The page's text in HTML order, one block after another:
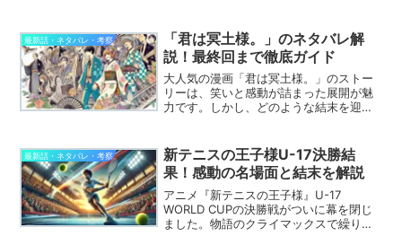
アニメ視聴者と原作ファンの反応をもと
に、「魔王2099」...
最新話・ネタバレ・考察
「君は冥土様。」のネタバレ解
説！最終回まで徹底ガイド
大人気の漫画「君は冥土様。」のストー
リーは、笑いと感動が詰まった展開が魅
力です。しかし、どのような結末を迎え
様。」の最終回までのストーリーを一挙
に解説します。登場キャラクタ...
最新話・ネタバレ・考察
新テニスの王子様U-17決勝結
果！感動の名場面と結末を解説
アニメ『新テニスの王子様』U-17
WORLD CUPの決勝戦がついに幕を閉じ
ました。物語のクライマックスで繰り広